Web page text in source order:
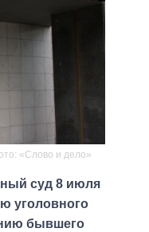
«Слово и дело»
суд 8 июля
уголовного
бывшего